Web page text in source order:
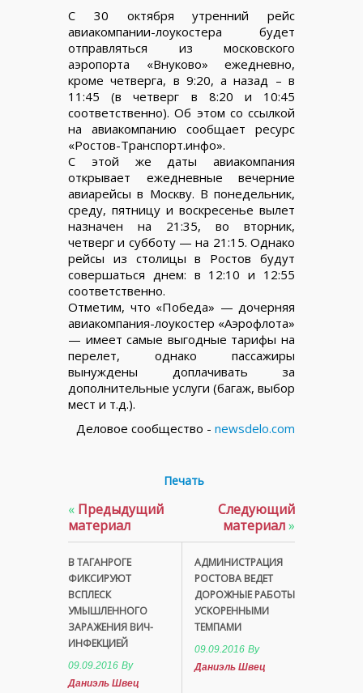
С 30 октября утренний рейс
авиакомпании-лоукостера будет
отправляться из московского
аэропорта «Внуково» ежедневно,
кроме четверга, в 9:20, а назад – в
11:45 (в четверг в 8:20 и 10:45
соответственно). Об этом со ссылкой
на авиакомпанию сообщает ресурс
«Ростов-Транспорт.инфо».
С этой же даты авиакомпания
открывает ежедневные вечерние
авиарейсы в Москву. В понедельник,
среду, пятницу и воскресенье вылет
назначен на 21:35, во вторник,
четверг и субботу — на 21:15. Однако
рейсы из столицы в Ростов будут
совершаться днем: в 12:10 и 12:55
соответственно.
Отметим, что «Победа» — дочерняя
авиакомпания-лоукостер «Аэрофлота»
— имеет самые выгодные тарифы на
перелет, однако пассажиры
вынуждены доплачивать за
дополнительные услуги (багаж, выбор
мест и т.д.).
Деловое сообщество - newsdelo.com
Печать
« Предыдущий
материал
В ТАГАНРОГЕ
ФИКСИРУЮТ
ВСПЛЕСК
УМЫШЛЕННОГО
ЗАРАЖЕНИЯ ВИЧ-
ИНФЕКЦИЕЙ
09.09.2016 By
Даниэль Швец
Следующий
материал»
АДМИНИСТРАЦИЯ
РОСТОВА ВЕДЕТ
ДОРОЖНЫЕ РАБОТЫ
УСКОРЕННЫМИ
ТЕМПАМИ
09.09.2016 By
Даниэль Швец